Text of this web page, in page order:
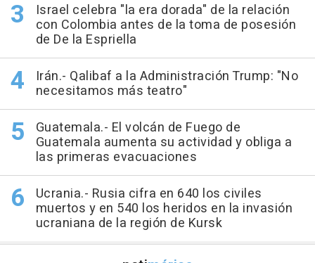
Israel celebra "la era dorada" de la relación
con Colombia antes de la toma de posesión
de De la Espriella
Irán.- Qalibaf a la Administración Trump: "No
necesitamos más teatro"
Guatemala.- El volcán de Fuego de
Guatemala aumenta su actividad y obliga a
las primeras evacuaciones
Ucrania.- Rusia cifra en 640 los civiles
muertos y en 540 los heridos en la invasión
ucraniana de la región de Kursk